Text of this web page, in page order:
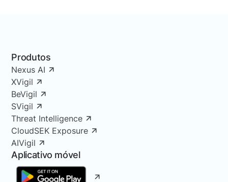
Produtos
Nexus AI
XVigil
BeVigil
SVigil
Threat Intelligence
CloudSEK Exposure
AIVigil
Aplicativo móvel